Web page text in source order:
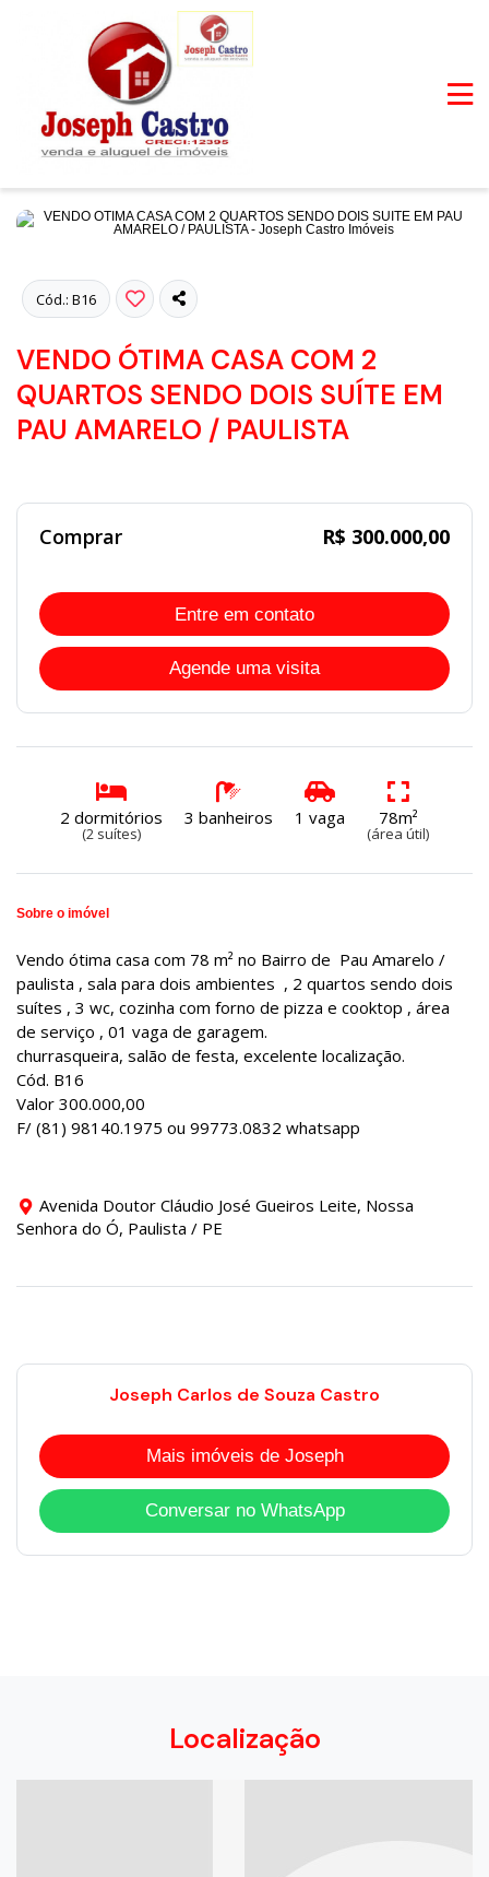
Cód.: B16
VENDO ÓTIMA CASA COM 2
QUARTOS SENDO DOIS SUÍTE EM
PAU AMARELO / PAULISTA
Comprar R$ 300.000,00
Entre em contato
Agende uma visita
2 dormitórios
(2 suítes)
3 banheiros 1 vaga 78m²
(área útil)
Sobre o imóvel
Vendo ótima casa com 78 m² no Bairro de Pau Amarelo /
paulista , sala para dois ambientes , 2 quartos sendo dois
suítes , 3 wc, cozinha com forno de pizza e cooktop , área
de serviço , 01 vaga de garagem.
churrasqueira, salão de festa, excelente localização.
Cód. B16
Valor 300.000,00
F/ (81) 98140.1975 ou 99773.0832 whatsapp
Avenida Doutor Cláudio José Gueiros Leite, Nossa
Senhora do Ó, Paulista / PE
Joseph Carlos de Souza Castro
Mais imóveis de Joseph
Conversar no WhatsApp
Localização